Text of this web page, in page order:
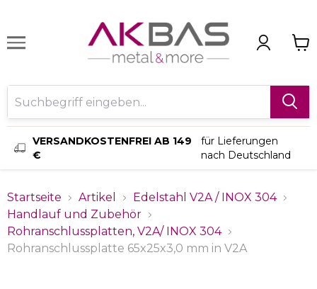
VERSANDKOSTENFREI AB 149
€
für Lieferungen
nach Deutschland
Startseite Artikel
Edelstahl V2A / INOX 304
Handlauf und Zubehör
Rohranschlussplatten, V2A/ INOX 304
Rohranschlussplatte 65x25x3,0 mm in V2A